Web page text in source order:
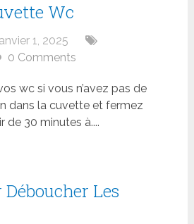
Wc
1, 2025
0 Comments
wc si vous n’avez pas de
dans la cuvette et fermez
de 30 minutes à....
Les